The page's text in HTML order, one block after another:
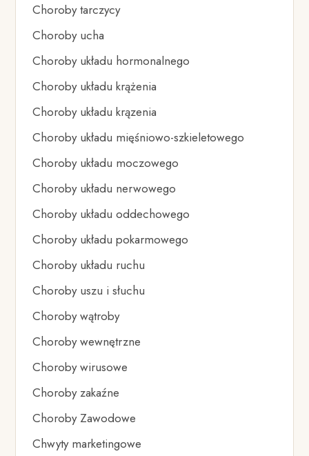
Choroby tarczycy
Choroby ucha
Choroby układu hormonalnego
Choroby układu krążenia
Choroby układu krązenia
Choroby układu mięśniowo-szkieletowego
Choroby układu moczowego
Choroby układu nerwowego
Choroby układu oddechowego
Choroby układu pokarmowego
Choroby układu ruchu
Choroby uszu i słuchu
Choroby wątroby
Choroby wewnętrzne
Choroby wirusowe
Choroby zakaźne
Choroby Zawodowe
Chwyty marketingowe